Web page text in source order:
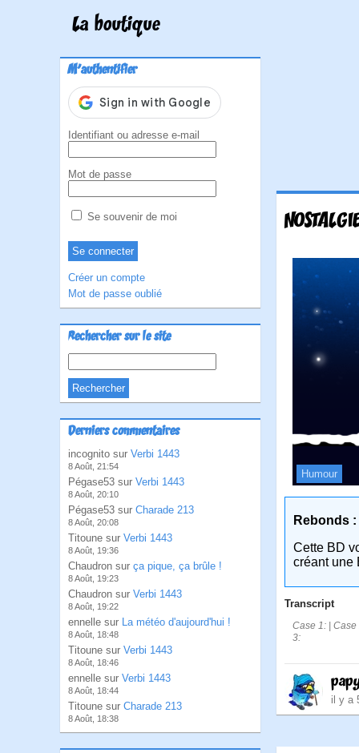
La boutique
M'authentifier
Identifiant ou adresse e-mail
Mot de passe
Se souvenir de moi
Créer un compte
Mot de passe oublié
Rechercher sur le site
Derniers commentaires
incognito sur Verbi 1443
8 Août, 21:54
Pégase53 sur Verbi 1443
8 Août, 20:10
Pégase53 sur Charade 213
8 Août, 20:08
Titoune sur Verbi 1443
8 Août, 19:36
Chaudron sur ça pique, ça brûle !
8 Août, 19:23
Chaudron sur Verbi 1443
8 Août, 19:22
ennelle sur La météo d'aujourd'hui !
8 Août, 18:48
Titoune sur Verbi 1443
8 Août, 18:46
ennelle sur Verbi 1443
8 Août, 18:44
Titoune sur Charade 213
8 Août, 18:38
Humour
Rebonds :
Cette BD
créant une
Transcript
Case 1: |
3:
il y a